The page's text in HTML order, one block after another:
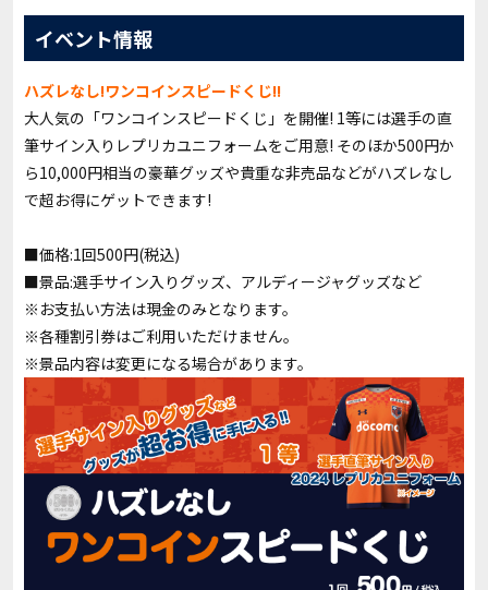
イベント情報
ハズレなし!ワンコインスピードくじ!!
大人気の「ワンコインスピードくじ」を開催! 1等には選手の直
筆サイン入りレプリカユニフォームをご用意! そのほか500円か
ら10,000円相当の豪華グッズや貴重な非売品などがハズレなし
で超お得にゲットできます!
■価格:1回500円(税込)
■景品:選手サイン入りグッズ、アルディージャグッズなど
※お支払い方法は現金のみとなります。
※各種割引券はご利用いただけません。
※景品内容は変更になる場合があります。